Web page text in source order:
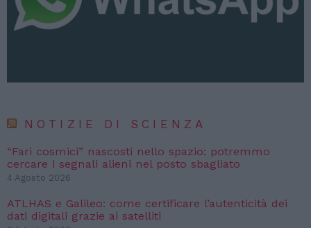
NOTIZIE DI SCIENZA
“Fari cosmici” nascosti nello spazio: potremmo
cercare i segnali alieni nel posto sbagliato
4 Agosto 2026
ATLHAS e Galileo: come certificare l’autenticità dei
dati digitali grazie ai satelliti